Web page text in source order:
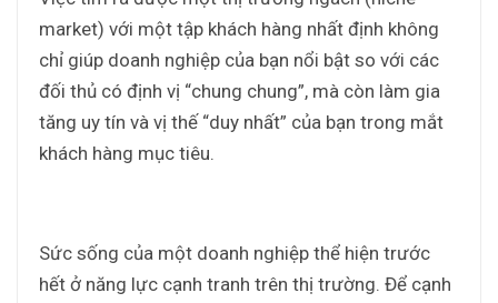
market) với một tập khách hàng nhất định không
chỉ giúp doanh nghiệp của bạn nổi bật so với các
đối thủ có định vị “chung chung”, mà còn làm gia
tăng uy tín và vị thế “duy nhất” của bạn trong mắt
khách hàng mục tiêu.
Sức sống của một doanh nghiệp thể hiện trước
hết ở năng lực cạnh tranh trên thị trường. Để cạnh